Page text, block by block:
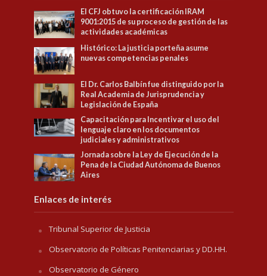
El CFJ obtuvo la certificación IRAM
9001:2015 de su proceso de gestión de las
actividades académicas
Histórico: La justicia porteña asume
nuevas competencias penales
El Dr. Carlos Balbín fue distinguido por la
Real Academia de Jurisprudencia y
Legislación de España
Capacitación para Incentivar el uso del
lenguaje claro en los documentos
judiciales y administrativos
Jornada sobre la Ley de Ejecución de la
Pena de la Ciudad Autónoma de Buenos
Aires
Enlaces de interés
Tribunal Superior de Justicia
Observatorio de Políticas Penitenciarias y DD.HH.
Observatorio de Género